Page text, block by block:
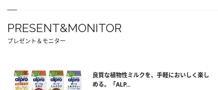
PRESENT&MONITOR
プレゼント＆モニター
良質な植物性ミルクを、手軽においしく楽し
める。「ALP...